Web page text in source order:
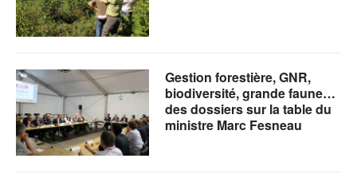
Gestion forestière, GNR,
biodiversité, grande faune…
des dossiers sur la table du
ministre Marc Fesneau